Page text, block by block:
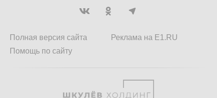
Полная версия сайта
Помощь по сайту
Реклама на E1.RU